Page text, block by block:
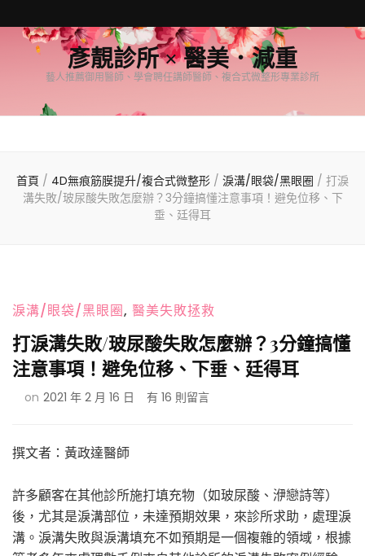
彥靚診所 × 醫美．減重
藝人推薦御用醫師、學會聘任講師醫師、複合式微整形專業診所
首頁 / 4D無痕筋膜提升/複合式微整形 / 淚溝/眼袋/黑眼圈 / 打淚
溝失敗/玻尿酸失敗怎麼辦？3分鐘搞懂注意事項！避免位移、下
垂、廷得耳
淚溝/眼袋/黑眼圈, 醫美失敗拯救
打淚溝失敗/玻尿酸失敗怎麼辦？3分鐘搞懂
注意事項！避免位移、下垂、廷得耳
on 2021 年 2 月 16 日
在
玻
尿
酸
失
有 16 則留言
撰文者：黃政達醫師
許多顧客在其他診所施打填充物（如玻尿酸、洢戀詩等）
後，尤其是淚溝部位，未達預期效果，來診所求助，處理淚
溝。淚溝失敗與淚溝填充不如預期是一個複雜的領域，根據